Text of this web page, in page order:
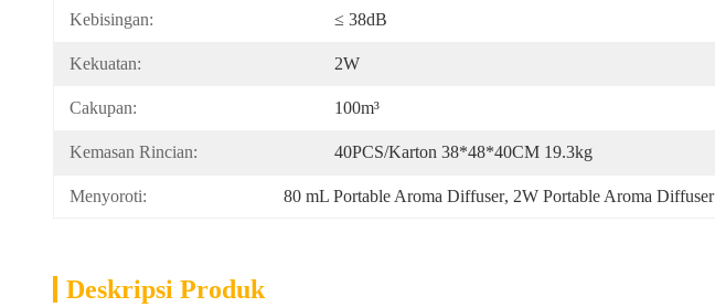
Kebisingan: ≤ 38dB
Kekuatan: 2W
Cakupan: 100m³
Kemasan Rincian: 40PCS/karton 38*48*40CM 19.3kg
Menyoroti: 80 mL Portable Aroma Diffuser, 2W Portable Aroma Diffuser
Deskripsi Produk